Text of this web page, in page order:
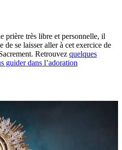
prière très libre et personnelle, il
se laisser aller à cet exercice de
Retrouvez quelques
guider dans l’adoration